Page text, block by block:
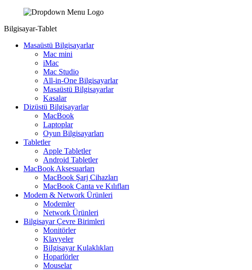
Bilgisayar-Tablet
Masaüstü Bilgisayarlar
Mac mini
iMac
Mac Studio
All-in-One Bilgisayarlar
Masaüstü Bilgisayarlar
Kasalar
Dizüstü Bilgisayarlar
MacBook
Laptoplar
Oyun Bilgisayarları
Tabletler
Apple Tabletler
Android Tabletler
MacBook Aksesuarları
MacBook Şarj Cihazları
MacBook Çanta ve Kılıfları
Modem & Network Ürünleri
Modemler
Network Ürünleri
Bilgisayar Çevre Birimleri
Monitörler
Klavyeler
BiIgisayar Kulaklıkları
Hoparlörler
Mouselar